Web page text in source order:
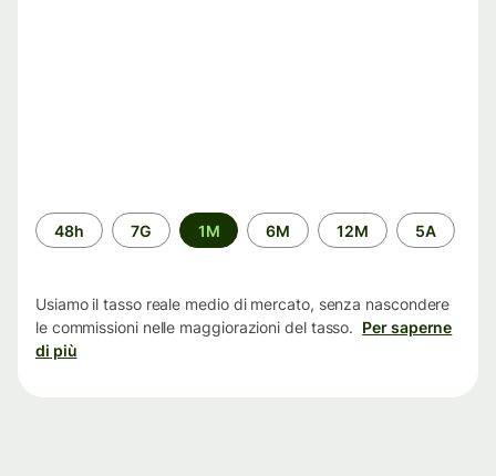
Periodo
di
48h 7G 1M 6M 12M 5A
Usiamo il tasso reale medio di mercato, senza nascondere
le commissioni nelle maggiorazioni del tasso. Per saperne
di più